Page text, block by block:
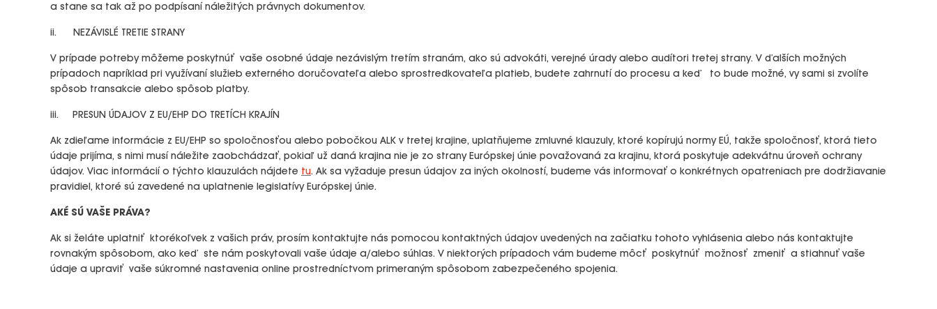
a stane sa tak až po podpísaní náležitých právnych dokumentov.
ii. NEZÁVISLÉ TRETIE STRANY
V prípade potreby môžeme poskytnúť vaše osobné údaje nezávislým tretím stranám, ako sú advokáti, verejné úrady alebo audítori tretej strany. V ďalších možných
prípadoch napríklad pri využívaní služieb externého doručovateľa alebo sprostredkovateľa platieb, budete zahrnutí do procesu a keď to bude možné, vy sami si zvolíte
spôsob transakcie alebo spôsob platby.
iii. PRESUN ÚDAJOV Z EU/EHP DO TRETÍCH KRAJÍN
Ak zdieľame informácie z EU/EHP so spoločnosťou alebo pobočkou ALK v tretej krajine, uplatňujeme zmluvné klauzuly, ktoré kopírujú normy EÚ, takže spoločnosť, ktorá tieto
údaje prijíma, s nimi musí náležite zaobchádzať, pokiaľ už daná krajina nie je zo strany Európskej únie považovaná za krajinu, ktorá poskytuje adekvátnu úroveň ochrany
údajov. Viac informácií o týchto klauzulách nájdete tu. Ak sa vyžaduje presun údajov za iných okolností, budeme vás informovať o konkrétnych opatreniach pre dodržiavanie
pravidiel, ktoré sú zavedené na uplatnenie legislatívy Európskej únie.
AKÉ SÚ VAŠE PRÁVA?
Ak si želáte uplatniť ktorékoľvek z vašich práv, prosím kontaktujte nás pomocou kontaktných údajov uvedených na začiatku tohoto vyhlásenia alebo nás kontaktujte
rovnakým spôsobom, ako keď ste nám poskytovali vaše údaje a/alebo súhlas. V niektorých prípadoch vám budeme môcť poskytnúť možnosť zmeniť a stiahnuť vaše
údaje a upraviť vaše súkromné nastavenia online prostredníctvom primeraným spôsobom zabezpečeného spojenia.